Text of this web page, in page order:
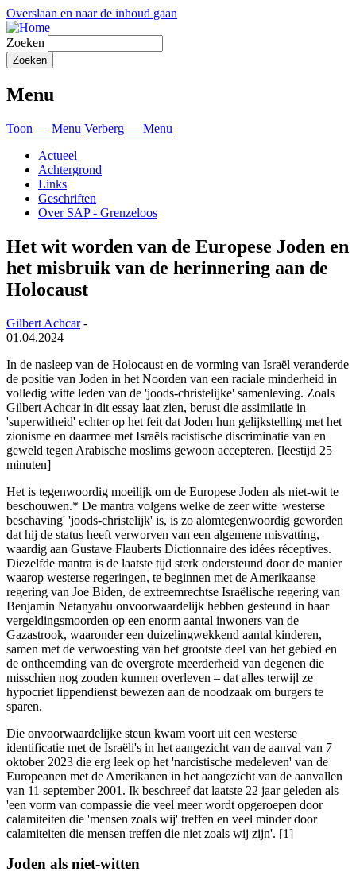
Overslaan en naar de inhoud gaan
Zoeken
Menu
Toon — Menu Verberg — Menu
Actueel
Achtergrond
Links
Geschriften
Over SAP - Grenzeloos
Het wit worden van de Europese Joden en
het misbruik van de herinnering aan de
Holocaust
Gilbert Achcar-
01.04.2024
In de nasleep van de Holocaust en de vorming van Israël veranderde
de positie van Joden in het Noorden van een raciale minderheid in
volledig witte leden van de 'joods-christelijke' samenleving. Zoals
Gilbert Achcar in dit essay laat zien, berust die assimilatie in
'superwitheid' echter op het feit dat Joden hun gelijkstelling met het
zionisme en daarmee met Israëls racistische discriminatie van en
geweld tegen Arabische moslims gewoon accepteren. [leestijd 25
minuten]
Het is tegenwoordig moeilijk om de Europese Joden als niet-wit te
beschouwen.* De mantra volgens welke de zeer witte 'westerse
beschaving' 'joods-christelijk' is, is zo alomtegenwoordig geworden
dat hij de status heeft verworven van een algemene misvatting,
waardig aan Gustave Flauberts Dictionnaire des idées réceptives.
Diezelfde mantra is de laatste tijd sterk ondersteund door de manier
waarop westerse regeringen, te beginnen met de Amerikaanse
regering van Joe Biden, de extreemrechtse Israëlische regering van
Benjamin Netanyahu onvoorwaardelijk hebben gesteund in haar
vergeldingsmoorden op een enorm aantal inwoners van de
Gazastrook, waaronder een duizelingwekkend aantal kinderen,
samen met de verwoesting van het grootste deel van het gebied en
de ontheemding van de overgrote meerderheid van degenen die
misschien nog zouden kunnen overleven ‒ dat alles terwijl ze
hypocriet lippendienst bewezen aan de noodzaak om burgers te
sparen.
Die onvoorwaardelijke steun kwam voort uit een westerse
identificatie met de Israëli's in het aangezicht van de aanval van 7
oktober 2023 die erg leek op het 'narcistische medeleven' van de
Europeanen met de Amerikanen in het aangezicht van de aanvallen
van 11 september 2001. Ik beschreef dat laatste 22 jaar geleden als
'een vorm van compassie die veel meer wordt opgeroepen door
calamiteiten die 'mensen zoals wij' treffen en veel minder door
calamiteiten die mensen treffen die niet zoals wij zijn'. [1]
Joden als niet-witten